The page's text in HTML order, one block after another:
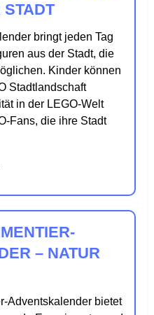
STADT
bringt jeden Tag
aus der Stadt, die
Kinder können
Stadtlandschaft
in der LEGO-Welt
Fans, die ihre Stadt
– NATUR
Adventskalender bietet